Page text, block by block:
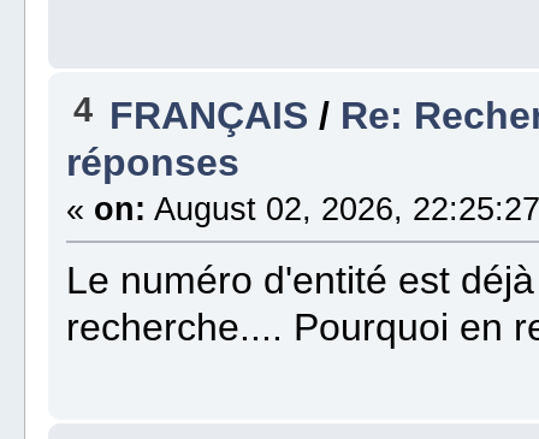
4 FRANÇAIS / Re:
réponses
« on: August 02, 2026,
Le numéro d'entité est
recherche.... Pourquoi en